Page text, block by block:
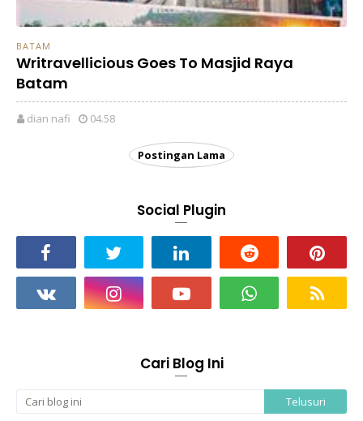
BATAM
Writravellicious Goes To Masjid Raya
Batam
dian nafi 04.58
Postingan Lama
Social Plugin
Cari Blog Ini